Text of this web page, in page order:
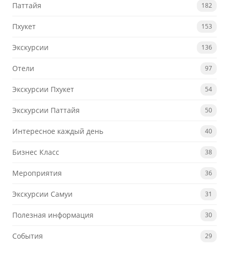
Паттайя 182
Пхукет 153
Экскурсии 136
Отели 97
Экскурсии Пхукет 54
Экскурсии Паттайя 50
Интересное каждый день 40
Бизнес Класс 38
Мероприятия 36
Экскурсии Самуи 31
Полезная информация 30
События 29